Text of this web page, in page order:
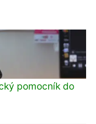
pomocník do